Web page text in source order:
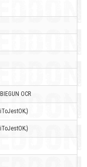
BIEGUN OCR
iToJestOK;)
iToJestOK;)